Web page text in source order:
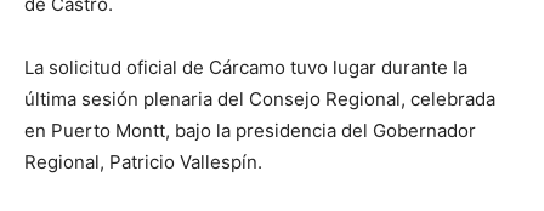
La solicitud oficial de Cárcamo tuvo lugar durante la
última sesión plenaria del Consejo Regional, celebrada
en Puerto Montt, bajo la presidencia del Gobernador
Regional, Patricio Vallespín.